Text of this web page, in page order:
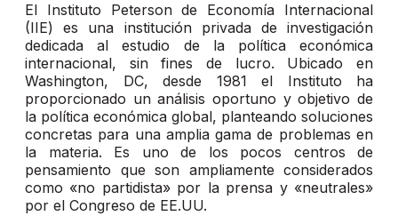
El Instituto Peterson de Economía Internacional
(IIE) es una institución privada de investigación
dedicada al estudio de la política económica
internacional, sin fines de lucro. Ubicado en
Washington, DC, desde 1981 el Instituto ha
proporcionado un análisis oportuno y objetivo de
la política económica global, planteando soluciones
concretas para una amplia gama de problemas en
la materia. Es uno de los pocos centros de
pensamiento que son ampliamente considerados
como «no partidista» por la prensa y «neutrales»
por el Congreso de EE.UU.